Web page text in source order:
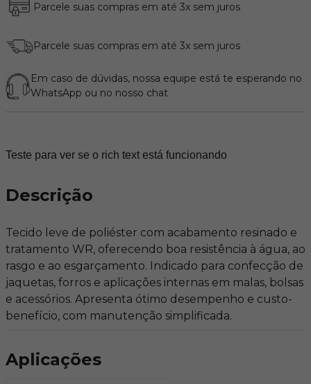
Parcele suas compras em até 3x sem juros
Parcele suas compras em até 3x sem juros
Em caso de dúvidas, nossa equipe está te esperando no
WhatsApp ou no nosso chat
Teste para ver se o rich text está funcionando
Descrição
Tecido leve de poliéster com acabamento resinado e
tratamento WR, oferecendo boa resistência à água, ao
rasgo e ao esgarçamento. Indicado para confecção de
jaquetas, forros e aplicações internas em malas, bolsas
e acessórios. Apresenta ótimo desempenho e custo-
benefício, com manutenção simplificada.
Aplicações